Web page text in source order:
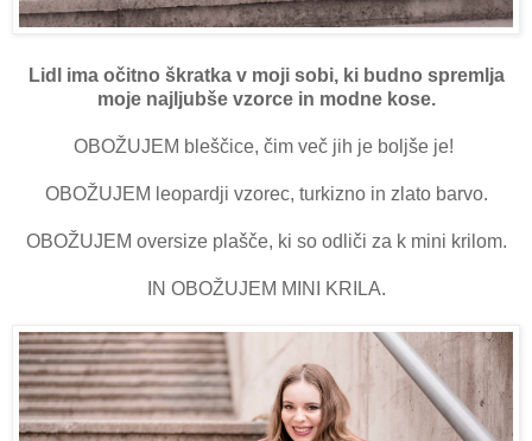
Lidl ima očitno škratka v moji sobi, ki budno spremlja
moje najljubše vzorce in modne kose.
OBOŽUJEM bleščice, čim več jih je boljše je!
OBOŽUJEM leopardji vzorec, turkizno in zlato barvo.
OBOŽUJEM oversize plašče, ki so odliči za k mini krilom.
IN OBOŽUJEM MINI KRILA.